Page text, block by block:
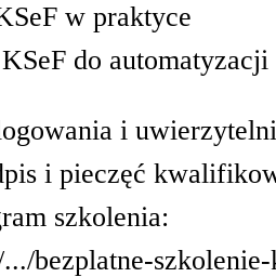
w praktyce
do automatyzacji
i
i pieczęć
szkolenia:
bezplatne-